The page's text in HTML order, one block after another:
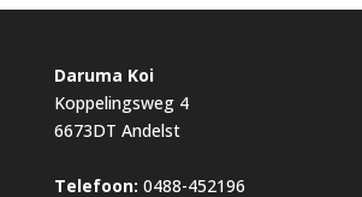
Daruma Koi
Koppelingsweg 4
6673DT Andelst
Telefoon: 0488-452196